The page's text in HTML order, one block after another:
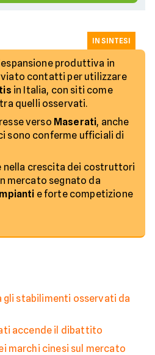
produttiva in
contatti per utilizzare
in Italia, con siti come
tra quelli osservati.
verso Maserati, anche
sono conferme ufficiali di
nella crescita dei costruttori
mercato segnato da
e forte competizione
IN SINTESI
gli stabilimenti osservati da
accende il dibattito
marchi cinesi sul mercato